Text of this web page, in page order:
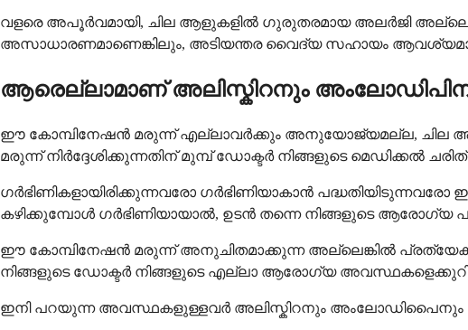
വളരെ അപൂർവമായി, ചില ആളുകളിൽ ഗുരുതരമായ അലർജി
അസാധാരണമാണെങ്കിലും, അടിയന്തര വൈദ്യ സഹായം
ആരെല്ലാമാണ് അലിസ്കിറനും
ഈ കോമ്പിനേഷൻ മരുന്ന് എല്ലാവർക്കും അനുയോജ്യമല്ല, ചില
മരുന്ന് നിർദ്ദേശിക്കുന്നതിന് മുമ്പ് ഡോക്ടർ നിങ്ങളുടെ മെഡിക്കൽ
ഗർഭിണികളായിരിക്കുന്നവരോ ഗർഭിണിയാകാൻ
കഴിക്കുമ്പോൾ ഗർഭിണിയായാൽ, ഉടൻ തന്നെ നിങ്ങളുടെ ആരോഗ്യ
ഈ കോമ്പിനേഷൻ മരുന്ന് അനുചിതമാക്കുന്ന അല്ലെങ്കിൽ
നിങ്ങളുടെ ഡോക്ടർ നിങ്ങളുടെ എല്ലാ ആരോഗ്യ
ഇനി പറയുന്ന അവസ്ഥകളുള്ളവർ അലിസ്കിറനും അംലോഡിപൈനും